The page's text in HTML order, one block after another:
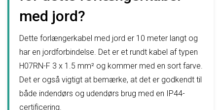
med jord?
Dette forlængerkabel med jord er 10 meter langt og
har en jordforbindelse. Det er et rundt kabel af typen
H07RN-F 3 x 1.5 mm² og kommer med en sort farve.
Det er også vigtigt at bemærke, at det er godkendt til
både indendørs og udendørs brug med en IP44-
certificering.